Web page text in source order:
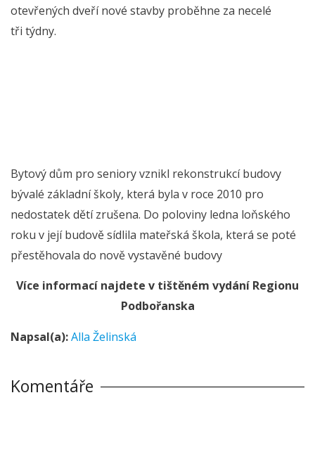
otevřených dveří nové stavby proběhne za necelé
tři týdny.
Bytový dům pro seniory vznikl rekonstrukcí budovy
bývalé základní školy, která byla v roce 2010 pro
nedostatek dětí zrušena. Do poloviny ledna loňského
roku v její budově sídlila mateřská škola, která se poté
přestěhovala do nově vystavěné budovy
Více informací najdete v tištěném vydání Regionu
Podbořanska
Napsal(a):Alla Želinská
Komentáře